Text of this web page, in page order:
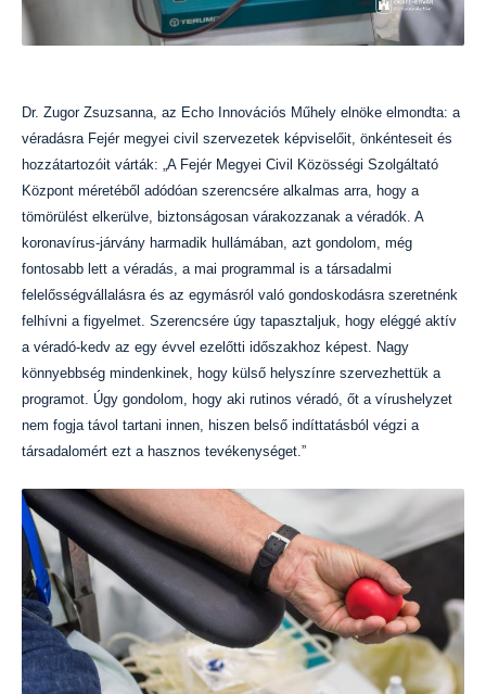
Dr. Zugor Zsuzsanna, az Echo Innovációs Műhely elnöke elmondta: a
véradásra Fejér megyei civil szervezetek képviselőit, önkénteseit és
hozzátartozóit várták: „A Fejér Megyei Civil Közösségi Szolgáltató
Központ méretéből adódóan szerencsére alkalmas arra, hogy a
tömörülést elkerülve, biztonságosan várakozzanak a véradók. A
koronavírus-járvány harmadik hullámában, azt gondolom, még
fontosabb lett a véradás, a mai programmal is a társadalmi
felelősségvállalásra és az egymásról való gondoskodásra szeretnénk
felhívni a figyelmet. Szerencsére úgy tapasztaljuk, hogy eléggé aktív
a véradó-kedv az egy évvel ezelőtti időszakhoz képest. Nagy
könnyebbség mindenkinek, hogy külső helyszínre szervezhettük a
programot. Úgy gondolom, hogy aki rutinos véradó, őt a vírushelyzet
nem fogja távol tartani innen, hiszen belső indíttatásból végzi a
társadalomért ezt a hasznos tevékenységet.”